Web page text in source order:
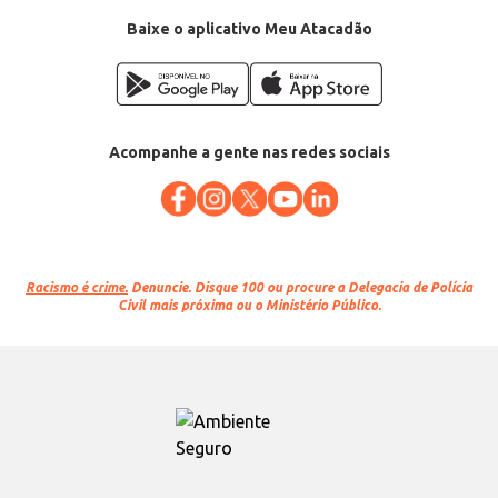
Baixe o aplicativo Meu Atacadão
Acompanhe a gente nas redes sociais
Racismo é crime. Denuncie. Disque 100 ou procure a Delegacia de Polícia
Civil mais próxima ou o Ministério Público.